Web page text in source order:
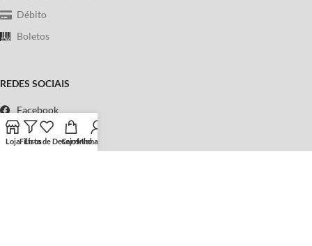
Débito
Boletos
REDES SOCIAIS
Facebook
Instagram
LojaFiltros
Lista de Desejos
CarrinhoMinha conta